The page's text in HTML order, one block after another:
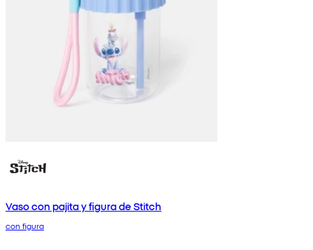
Vaso con pajita y figura de Stitch
con figura